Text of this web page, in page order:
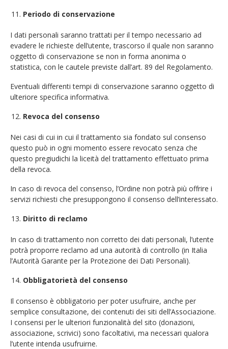
Periodo di conservazione
I dati personali saranno trattati per il tempo necessario ad
evadere le richieste dell’utente, trascorso il quale non saranno
oggetto di conservazione se non in forma anonima o
statistica, con le cautele previste dall’art. 89 del Regolamento.
Eventuali differenti tempi di conservazione saranno oggetto di
ulteriore specifica informativa.
Revoca del consenso
Nei casi di cui in cui il trattamento sia fondato sul consenso
questo può in ogni momento essere revocato senza che
questo pregiudichi la liceità del trattamento effettuato prima
della revoca.
In caso di revoca del consenso, l’Ordine non potrà più offrire i
servizi richiesti che presuppongono il consenso dell’interessato.
Diritto di reclamo
In caso di trattamento non corretto dei dati personali, l’utente
potrà proporre reclamo ad una autorità di controllo (in Italia
l’Autorità Garante per la Protezione dei Dati Personali).
Obbligatorietà del consenso
Il consenso è obbligatorio per poter usufruire, anche per
semplice consultazione, dei contenuti dei siti dell’Associazione.
I consensi per le ulteriori funzionalità del sito (donazioni,
associazione, scrivici) sono facoltativi, ma necessari qualora
l’utente intenda usufruirne.